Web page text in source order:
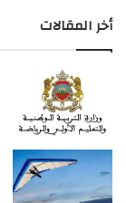
أخر المقالات